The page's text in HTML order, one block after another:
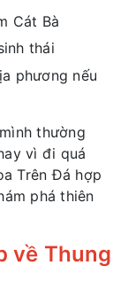
Cát Bà
thái
phương nếu
thường
vì đi quá
Trên Đá hợp
phá thiên
về Thung